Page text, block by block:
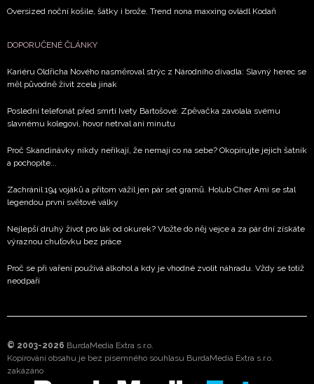
Oversized noční košile, šátky i brože. Trend nona maxxing ovládl Kodaň
DOPORUČENÉ ČLÁNKY
Kariéru Oldřicha Nového nasměroval strýc z Národního divadla: Slavný herec se
měl původně živit zcela jinak
Poslední telefonát před smrtí Ivety Bartošové: Zpěvačka zavolala svému
slavnému kolegovi, hovor netrval ani minutu
Proč Skandinávky nikdy neříkají, že nemají co na sebe? Okopírujte jejich šatník
a pochopíte...
Zachránil 194 vojáků a přitom vážil jen pár set gramů. Holub Cher Ami se stal
legendou první světové války
Nejlepší druhý život pro lák od okurek? Vložte do něj vejce a za pár dní získáte
výraznou chuťovku bez práce
Proč se při vaření používá alkohol a kdy je vhodné zvolit náhradu. Vždy se totiž
neodpaří
© 2003-2026 BurdaMedia Extra s.r.o.
Kopírování obsahu je bez písemného souhlasu BurdaMedia Extra s.r.o.
zakázáno